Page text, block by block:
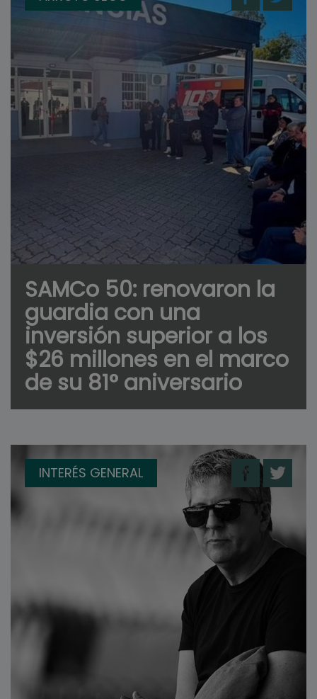
SAMCo 50: renovaron la
guardia con una
inversión superior a los
$26 millones en el marco
de su 81° aniversario
INTERÉS GENERAL